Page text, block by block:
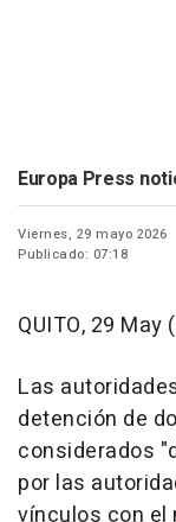
Europa Press
Viernes, 29 mayo 2026
Publicado: 07:18
QUITO, 29 May
Las
detención de
considerados
por las